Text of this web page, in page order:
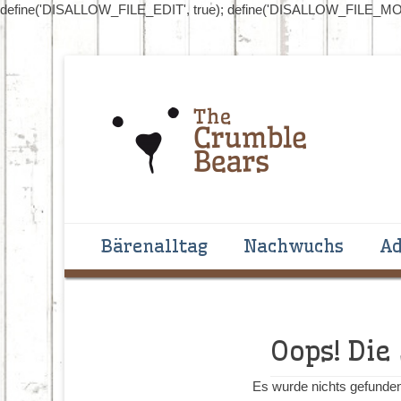
define('DISALLOW_FILE_EDIT', true);
The
Primäres Menü
Inhalt
springen
Bärenalltag Nachwuchs
Oops!
Es wurde nichts